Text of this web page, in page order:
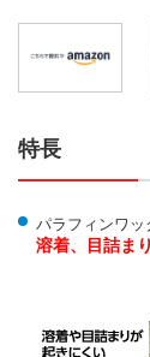
特長
パラフィンワ
溶着、目詰ま